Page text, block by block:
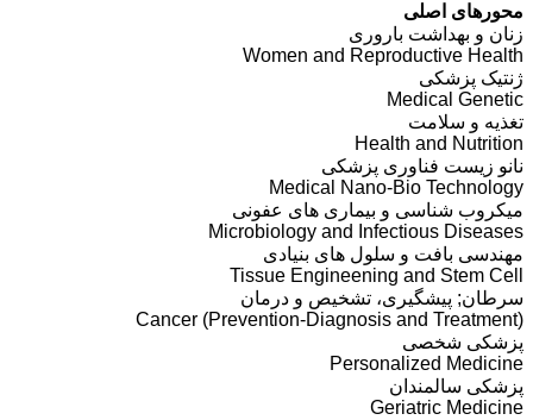
محورهای اصلی
زنان و بهداشت باروری
Women and Reproductive Health
ژنتیک پزشکی
Medical Genetic
تغذیه و سلامت
Health and Nutrition
نانو زیست فناوری پزشکی
Medical Nano-Bio Technology
میکروب شناسی و بیماری های عفونی
Microbiology and Infectious Diseases
مهندسی بافت و سلول های بنیادی
Tissue Engineening and Stem Cell
سرطان; پیشگیری، تشخیص و درمان
Cancer (Prevention-Diagnosis and Treatment)
پزشکی شخصی
Personalized Medicine
پزشکی سالمندان
Geriatric Medicine